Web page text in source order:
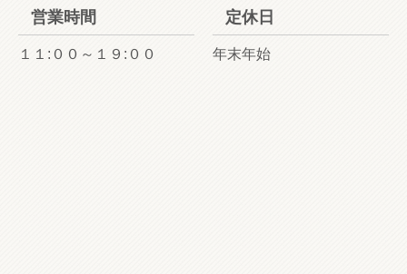
営業時間
１１:００～１９:００
定休日
年末年始